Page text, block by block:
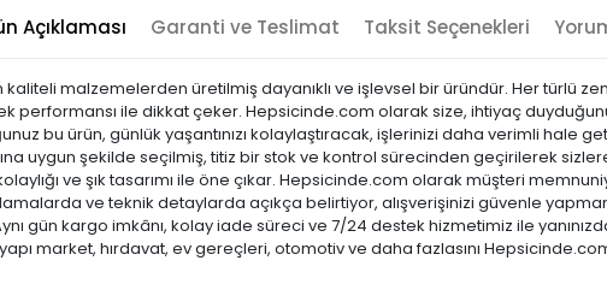
Açıklaması Garanti ve Teslimat Taksit Seçenekleri
en kaliteli malzemelerden üretilmiş dayanıklı ve işlevsel bir üründür. Her
performansı ile dikkat çeker. Hepsicinde.com olarak size, ihtiyaç
bu ürün, günlük yaşantınızı kolaylaştıracak, işlerinizi daha verimli hale
uygun şekilde seçilmiş, titiz bir stok ve kontrol sürecinden geçirilerek
ve şık tasarımı ile öne çıkar. Hepsicinde.com olarak müşteri
ve teknik detaylarda açıkça belirtiyor, alışverişinizi güvenle
gün kargo imkânı, kolay iade süreci ve 7/24 destek hizmetimiz ile
market, hırdavat, ev gereçleri, otomotiv ve daha fazlasını